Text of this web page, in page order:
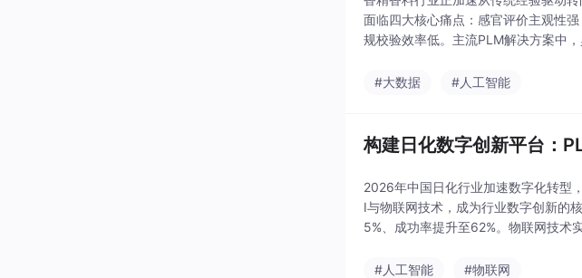
面临四大核心痛点：感官评价主观性
规校验效率低。主流PLM解决方案中
#大数据
#人工智能
构建日化数字创新平台：
2026年中国日化行业加速数字化转型
I与物联网技术，成为行业数字创新的
5%、成功率提升至62%。物联网技术
#人工智能
#物联网